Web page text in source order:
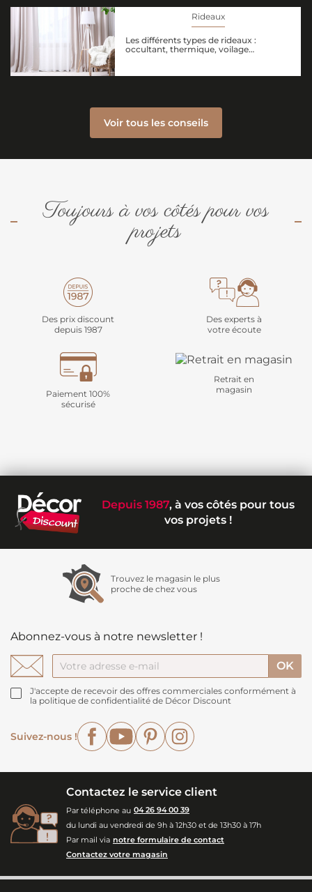
Rideaux
Les différents types de rideaux :
occultant, thermique, voilage…
Voir tous les conseils
Toujours à vos côtés pour vos
projets
Des prix discount
depuis 1987
Des experts à
votre écoute
Paiement 100%
sécurisé
Retrait en
magasin
Depuis 1987, à vos côtés pour tous
vos projets !
Trouvez le magasin le plus
proche de chez vous
Abonnez-vous à notre newsletter !
J'accepte de recevoir des offres commerciales conformément à
la politique de confidentialité de Décor Discount
Suivez-nous !
FacebookYouTubePinterest
Contactez le service client
Par téléphone au 04 26 94 00 39
du lundi au vendredi de 9h à 12h30 et de 13h30 à 17h
Par mail via notre formulaire de contact
Contactez votre magasin